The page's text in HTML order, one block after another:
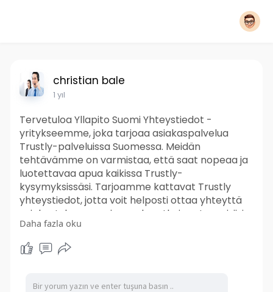
christian bale
1 yıl
Tervetuloa Yllapito Suomi Yhteystiedot -
yritykseemme, joka tarjoaa asiakaspalvelua
Trustly-palveluissa Suomessa. Meidän
tehtävämme on varmistaa, että saat nopeaa ja
luotettavaa apua kaikissa Trustly-
kysymyksissäsi. Tarjoamme kattavat Trustly
yhteystiedot, jotta voit helposti ottaa yhteyttä
asiakastukeemme ja saada ratkaisun tarpeisiisi.
Olemme sitoutuneet tarjoamaan
asiakkaillemme erinomaista palvelua ja tukea.
https://suomiyllapitoyhteystie....dot.com/trustly
Daha fazla oku